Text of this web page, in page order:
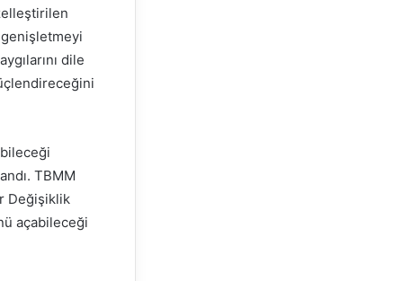
dile
TBMM
Değişiklik
açabileceği